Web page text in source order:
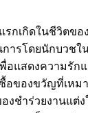
กเกิดในชีวิตข
ารโดยนักบว
แสดงความรั
ของขวัญที่เห
งชำร่วยงาน